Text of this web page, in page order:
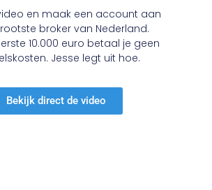
en maak een account aan
broker van Nederland.
10.000 euro betaal je geen
Jesse legt uit hoe.
Bekijk direct de video